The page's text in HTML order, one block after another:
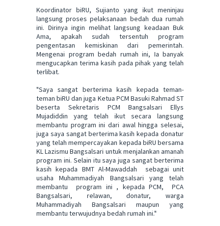
Koordinator biRU, Sujianto yang ikut meninjau
langsung proses pelaksanaan bedah dua rumah
ini. Dirinya ingin melihat langsung keadaan Buk
Ama, apakah sudah tersentuh program
pengentasan kemiskinan dari pemerintah.
Mengenai program bedah rumah ini, Ia banyak
mengucapkan terima kasih pada pihak yang telah
terlibat.
"Saya sangat berterima kasih kepada teman-
teman biRU dan juga Ketua PCM Basuki Rahmad ST
beserta Sekretaris PCM Bangsalsari Ellys
Mujadiddin yang telah ikut secara langsung
membantu program ini dari awal hingga selesai,
juga saya sangat berterima kasih kepada donatur
yang telah mempercayakan kepada biRU bersama
KL Lazismu Bangsalsari untuk menjalankan amanah
program ini. Selain itu saya juga sangat berterima
kasih kepada BMT Al-Mawaddah sebagai unit
usaha Muhammadiyah Bangsalsari yang telah
membantu program ini , kepada PCM, PCA
Bangsalsari, relawan, donatur, warga
Muhammadiyah Bangsalsari maupun yang
membantu terwujudnya bedah rumah ini."